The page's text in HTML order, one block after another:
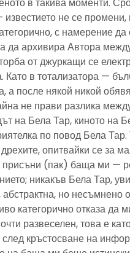
не се
с намерение
да архивира Автора
от джуркащи се
Като в тотализатора —
а после някой никой
не прави разлика
на Бела Тар, киното на
по повод Бела
опитвайки се за
присъни (пак) баща ми —
никакъв Бела Тар,
абстрактна, но
категорично отказа да
развеселен, това е
кръстосване на